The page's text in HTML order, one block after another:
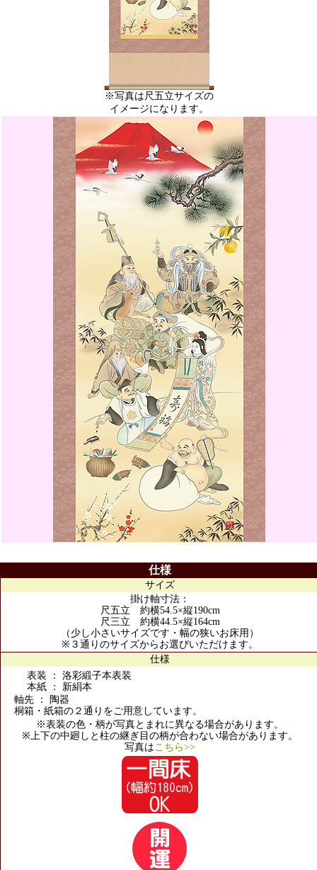
※写真は尺五立サイズの
イメージになります。
仕様
サイズ
掛け軸寸法：
尺五立 約横54.5×縦190cm
尺三立 約横44.5×縦164cm
（少し小さいサイズです・幅の狭いお床用）
※３通りのサイズからお選びいただけます。
仕様
表装 ： 洛彩緞子本表装
本紙 ： 新絹本
軸先 ： 陶器
桐箱・紙箱の２通りをご用意しています。
※表装の色・柄が写真とまれに異なる場合があります。
※上下の中廻しと柱の継ぎ目の柄が合わない場合があります。
写真はこちら>>